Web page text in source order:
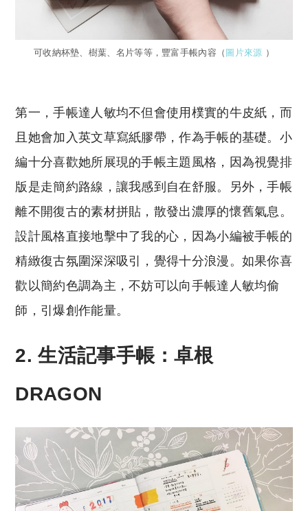
可收納杯墊、樹葉、名片等等，豐富手帳內容（ 圖片來源 ）
第一，手帳達人敏均不但會使用樸實的牛皮紙，而
且她會加入英文草寫紙膠帶，作為手帳的基礎。小
編十分喜歡她所展現的手帳主題風格，因為視覺排
版是走簡約路線，讓我感到自在舒服。另外，手帳
離不開復古的素材拼貼，散發出濃厚的懷舊氣息。
設計風格直接地擊中了我的心，因為小編被手帳的
精緻復古氛圍深深吸引，覺得十分浪漫。如果你喜
歡以簡約色調為主，不妨可以向手帳達人敏均偷
師，引爆創作能量。
2. 生活記事手帳：卓根
DRAGON